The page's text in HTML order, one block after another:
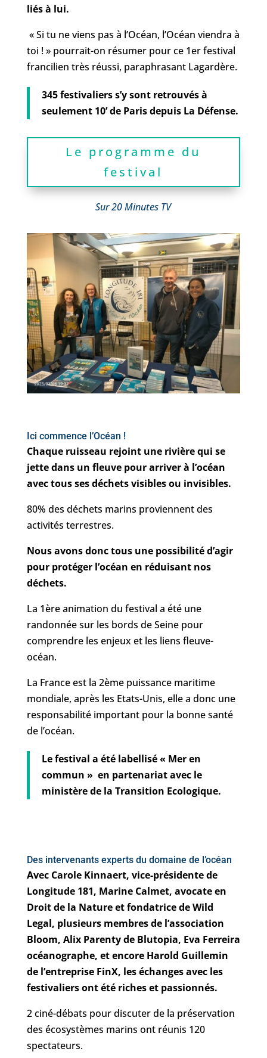
liés à lui.
« Si tu ne viens pas à l’Océan, l’Océan viendra à
toi ! » pourrait-on résumer pour ce 1er festival
francilien très réussi, paraphrasant Lagardère.
345 festivaliers s’y sont retrouvés à
seulement 10’ de Paris depuis La Défense.
Le programme du
festival
Sur 20 Minutes TV
Ici commence l’Océan !
Chaque ruisseau rejoint une rivière qui se
jette dans un fleuve pour arriver à l’océan
avec tous ses déchets visibles ou invisibles.
80% des déchets marins proviennent des
activités terrestres.
Nous avons donc tous une possibilité d’agir
pour protéger l’océan en réduisant nos
déchets.
La 1ère animation du festival a été une
randonnée sur les bords de Seine pour
comprendre les enjeux et les liens fleuve-
océan.
La France est la 2ème puissance maritime
mondiale, après les Etats-Unis, elle a donc une
responsabilité important pour la bonne santé
de l’océan.
Le festival a été labellisé « Mer en
commun » en partenariat avec le
ministère de la Transition Ecologique.
Des intervenants experts du domaine de l’océan
Avec Carole Kinnaert, vice-présidente de
Longitude 181, Marine Calmet, avocate en
Droit de la Nature et fondatrice de Wild
Legal, plusieurs membres de l’association
Bloom, Alix Parenty de Blutopia, Eva Ferreira
océanographe, et encore Harold Guillemin
de l’entreprise FinX, les échanges avec les
festivaliers ont été riches et passionnés.
2 ciné-débats pour discuter de la préservation
des écosystèmes marins ont réunis 120
spectateurs.